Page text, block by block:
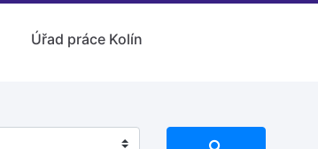
Úřad práce Kolín